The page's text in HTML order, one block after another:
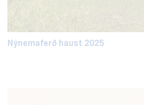
Nýnemaferð haust 2025